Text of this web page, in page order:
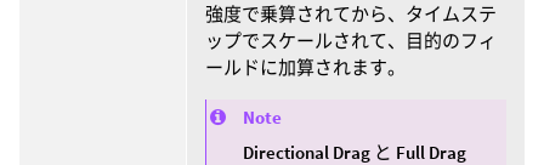
強度で乗算されてから、タイムステ
ップでスケールされて、目的のフィ
ールドに加算されます。
Note
Directional Drag と Full Drag